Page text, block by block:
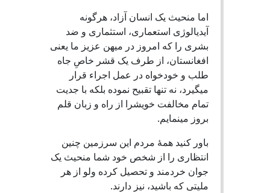
اما منحیث یک انسان آزاد، هرگونه
آیدیالوژی استعماری، استثماری و ضد
بشری را که امروز در میهن عزیز ما یعنی
افغانستان، از طرف یک قشر خاصِ جاه
طلب و خودخواه در عمل اجراء قرار
میگیرد، نه تنها تقبیح نموده بلکه با جدیت
تمام مخالفت خویشرا از راه و زبان قلم
بروز مینمایم.
باور کنید همۀ مردم این سرزمین چنین
انتظاری را از شخص خود شما منحیث یک
جوان خردمند و تحصیل کرده ولو از هر
ملیتی که باشید، نیز دارند.